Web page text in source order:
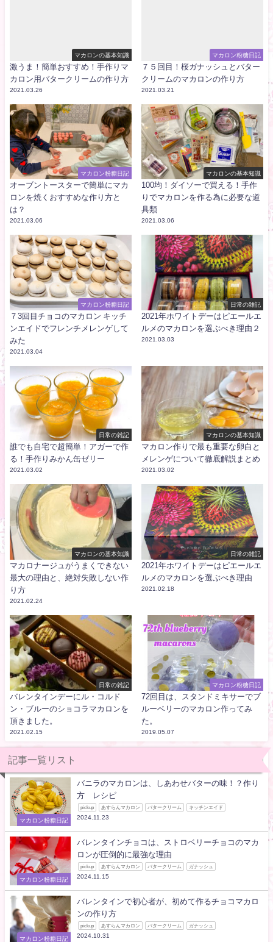
マカロンの基本知識
激うま！簡単おすすめ！手作りマ
カロン用バタークリームの作り方
2021.03.26
マカロン粉糖日記
７５回目！桜ガナッシュとバター
クリームのマカロンの作り方
2021.03.21
マカロン粉糖日記
オーブントースターで簡単にマカ
ロンを焼くおすすめな作り方と
は？
2021.03.06
マカロンの基本知識
100均！ダイソーで買える！手作
りでマカロンを作る為に必要な道
具類
2021.03.06
マカロン粉糖日記
７3回目チョコのマカロン キッチ
ンエイドでフレンチメレンゲして
みた
2021.03.04
日常の雑記
2021年ホワイトデーはピエールエ
ルメのマカロンを選ぶべき理由２
2021.03.03
日常の雑記
誰でも自宅で超簡単！アガーで作
る！手作りみかん缶ゼリー
2021.03.02
マカロンの基本知識
マカロン作りで最も重要な卵白と
メレンゲについて徹底解説まとめ
2021.03.02
マカロンの基本知識
マカロナージュがうまくできない
最大の理由と、絶対失敗しない作
り方
2021.02.24
日常の雑記
2021年ホワイトデーはピエールエ
ルメのマカロンを選ぶべき理由
2021.02.18
日常の雑記
バレンタインデーにル・コルド
ン・ブルーのショコラマカロンを
頂きました。
2021.02.15
マカロン粉糖日記
72回目は、スタンドミキサーでブ
ルーベリーのマカロン作ってみ
た。
2019.05.07
記事一覧リスト
マカロン粉糖日記
バニラのマカロンは、しあわせバターの味！？作り
方 レシピ
pickup あすらんマカロン バタークリーム キッチンエイド
2024.11.23
マカロン粉糖日記
バレンタインチョコは、ストロベリーチョコのマカ
ロンが圧倒的に最強な理由
pickup あすらんマカロン バタークリーム ガナッシュ
2024.11.15
マカロン粉糖日記
バレンタインで初心者が、初めて作るチョコマカロ
ンの作り方
pickup あすらんマカロン バタークリーム ガナッシュ
2024.10.31